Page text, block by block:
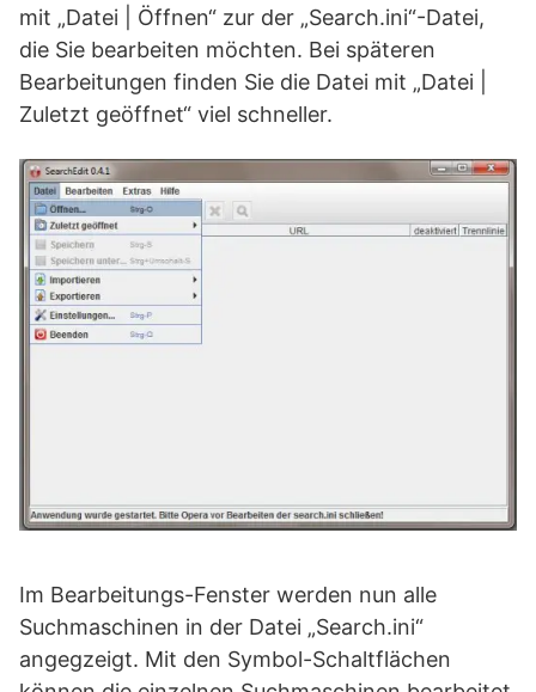
mit „Datei | Öffnen“ zur der „Search.ini“-Datei,
die Sie bearbeiten möchten. Bei späteren
Bearbeitungen finden Sie die Datei mit „Datei |
Zuletzt geöffnet“ viel schneller.
Im Bearbeitungs-Fenster werden nun alle
Suchmaschinen in der Datei „Search.ini“
angegzeigt. Mit den Symbol-Schaltflächen